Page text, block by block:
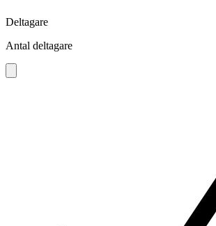
Deltagare
Antal deltagare